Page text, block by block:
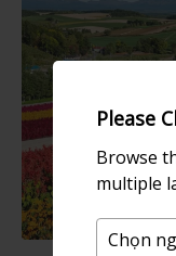
Please
Browse
multiple